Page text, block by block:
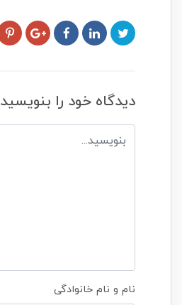
دیدگاه خود را بنویسید
نام و نام خانوادگی